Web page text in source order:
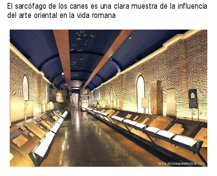
El sarcófago de los canes es una clara muestra de la influencia
del arte oriental en la vida romana